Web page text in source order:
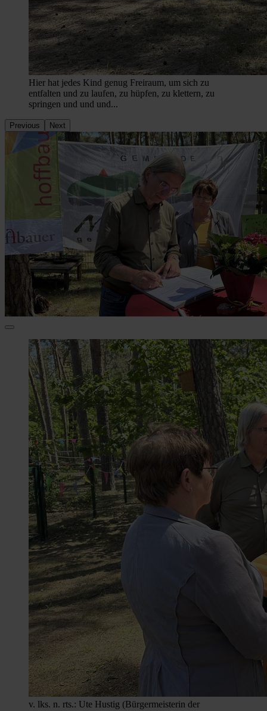
Hier hat jedes Kind genug Freiraum, um sich zu
entfalten und zu laufen, zu hüpfen, zu klettern, zu
springen und und und...
Previous Next
v. lks. n. rts.: Ute Hustig (Bürgermeisterin der